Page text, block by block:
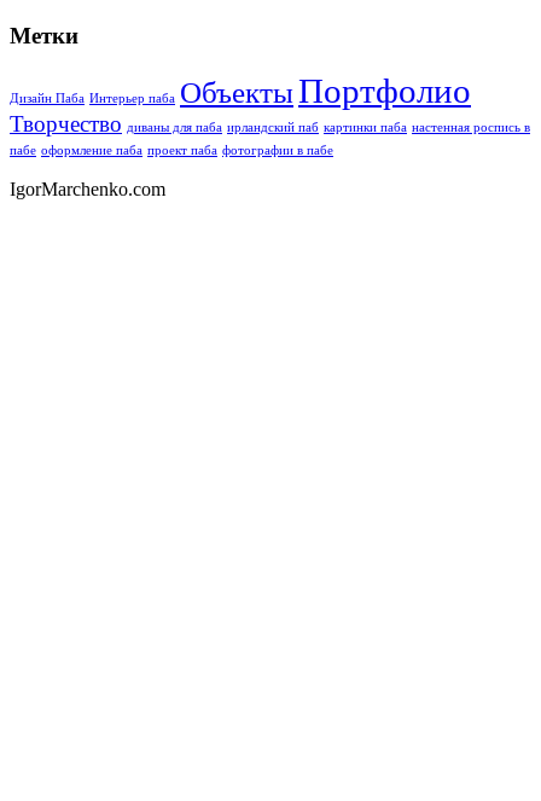
Метки
Дизайн Паба Интерьер паба ОбъектыПортфолио
Творчество диваны для паба ирландский паб картинки паба настенная роспись в
пабе оформление паба проект паба фотографии в пабе
IgorMarchenko.com